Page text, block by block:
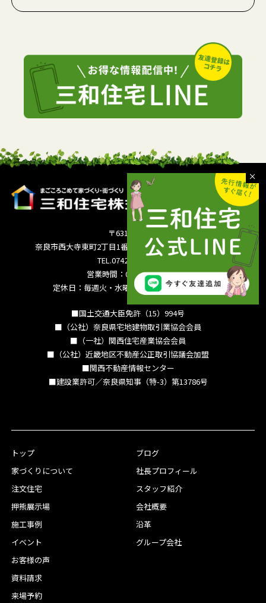
〒631-0821
奈良市西大寺東町2丁目1番63号サンワシティ西大寺5F
TEL.0742-36-3035
営業時間：09:00～18:00
定休日：毎週火・水曜日 夏季休暇 年末年始
■国土交通大臣免許（15）994号
■（公社）奈良県宅地建物取引業協会会員
■（一社）関西住宅産業協会会員
■（公社）近畿地区不動産公正取引協議会加盟
■関西不動産情報センター
■建設業許可／奈良県知事（特-3）第13786号
トップ
家づくりについて
注文住宅
押熊展示場
施工事例
イベント
お客様の声
ブログ
社長プロフィール
スタッフ紹介
会社概要
沿革
グループ会社
資料請求
来場予約